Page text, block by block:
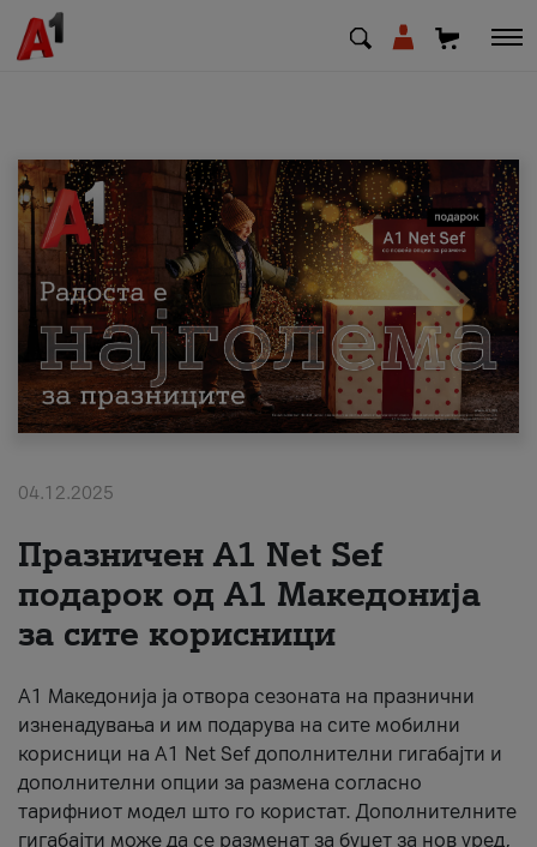
МК EN SQ
Приватни Деловни
Поддршка
Надополни кредит
За нас
#ПодобарОнлајн
04.12.2025
Празничен A1 Net Sеf
подарок од А1 Македонија
за сите корисници
А1 Македонија ја отвора сезоната на празнични
изненадувања и им подарува на сите мобилни
корисници на A1 Net Sef дополнителни гигабајти и
дополнителни опции за размена согласно
тарифниот модел што го користат. Дополнителните
гигабајти може да се разменат за буџет за нов уред,